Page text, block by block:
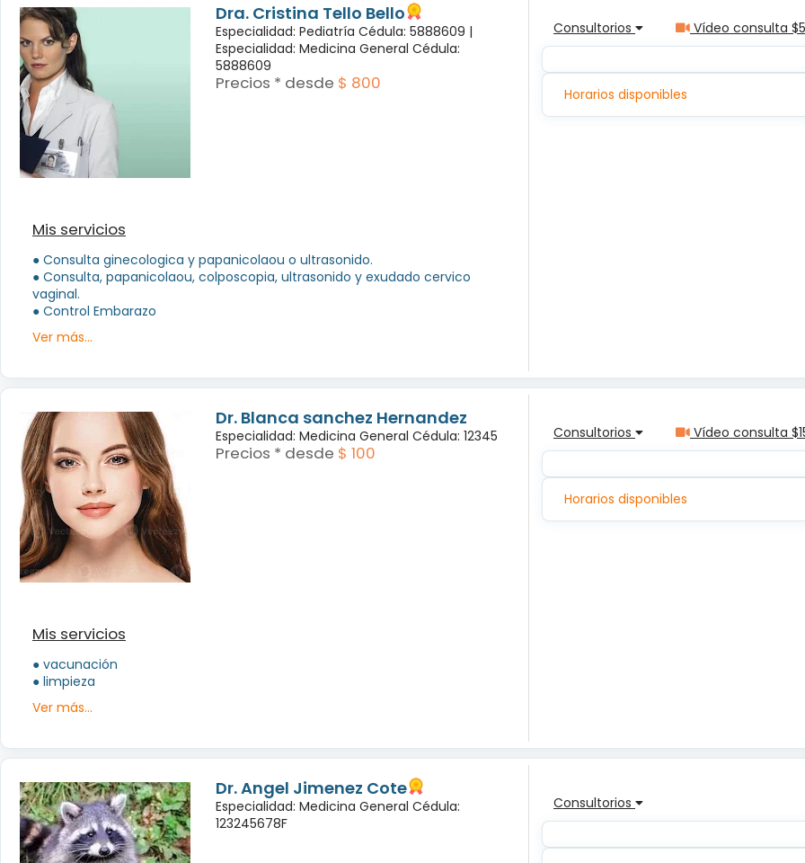
Dra. Cristina Tello Bello
Especialidad: Pediatría Cédula: 5888609 |
Especialidad: Medicina General Cédula:
5888609
Precios * desde $ 800
Mis servicios
● Consulta ginecologica y papanicolaou o ultrasonido.
● Consulta, papanicolaou, colposcopia, ultrasonido y exudado cervico
vaginal.
● Control Embarazo
Ver más...
Consultorios Vídeo consulta
Horarios disponibles
Dr. Blanca sanchez Hernandez
Especialidad: Medicina General Cédula: 12345
Precios * desde $ 100
Mis servicios
● vacunación
● limpieza
Ver más...
Consultorios Vídeo consulta
Horarios disponibles
Dr. Angel Jimenez Cote
Especialidad: Medicina General Cédula:
123245678F
Consultorios